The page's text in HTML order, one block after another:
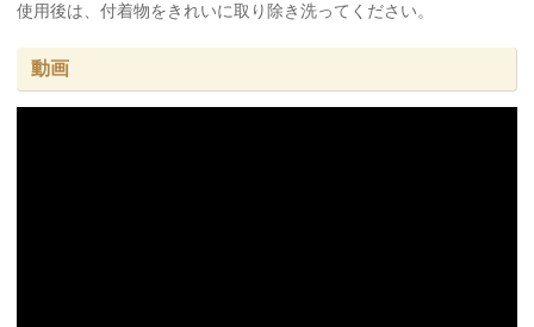
使用後は、付着物をきれいに取り除き洗ってください。
動画